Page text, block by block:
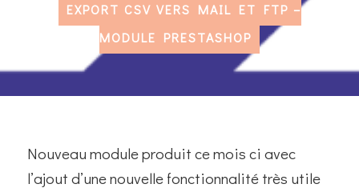
EXPORT CSV VERS MAIL ET FTP –
MODULE PRESTASHOP
Nouveau module produit ce mois ci avec
l’ajout d’une nouvelle fonctionnalité très utile